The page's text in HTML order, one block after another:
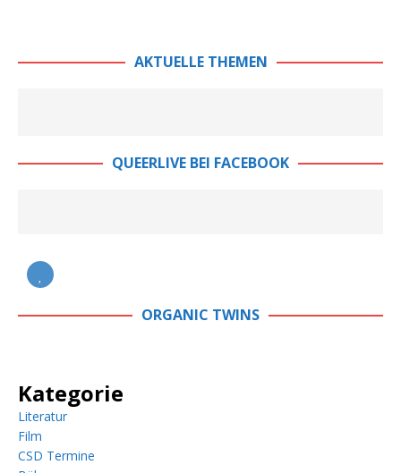
AKTUELLE THEMEN
QUEERLIVE BEI FACEBOOK
ORGANIC TWINS
Kategorie
Literatur
Film
CSD Termine